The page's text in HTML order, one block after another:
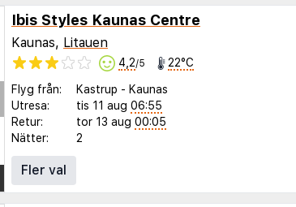
Ibis Styles Kaunas Centre
Kaunas, Litauen
4,2/5 22°C
Flyg från: Kastrup - Kaunas
Utresa:
tis 11 aug 06:55
Retur:
tor 13 aug 00:05
Nätter:
2
Fler val